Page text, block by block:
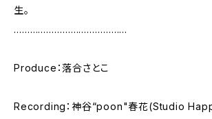
生。
……………………………………
Produce：落合さとこ
Recording：神谷“poon"春花(Studio